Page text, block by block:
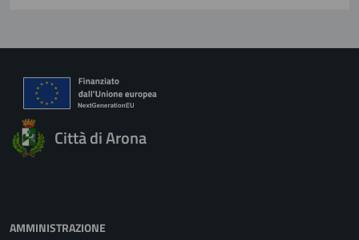
Città di Arona
AMMINISTRAZIONE